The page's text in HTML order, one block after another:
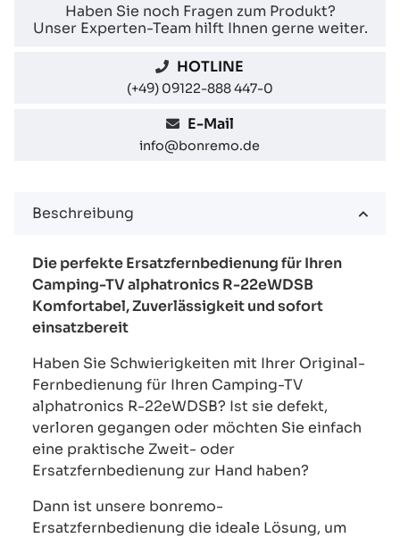
Haben Sie noch Fragen zum Produkt?
Unser Experten-Team hilft Ihnen gerne weiter.
HOTLINE
(+49) 09122-888 447-0
E-Mail
info@bonremo.de
Beschreibung
Die perfekte Ersatzfernbedienung für Ihren
Camping-TV alphatronics R-22eWDSB
Komfortabel, Zuverlässigkeit und sofort
einsatzbereit
Haben Sie Schwierigkeiten mit Ihrer Original-
Fernbedienung für Ihren Camping-TV
alphatronics R-22eWDSB? Ist sie defekt,
verloren gegangen oder möchten Sie einfach
eine praktische Zweit- oder
Ersatzfernbedienung zur Hand haben?
Dann ist unsere bonremo-
Ersatzfernbedienung die ideale Lösung, um